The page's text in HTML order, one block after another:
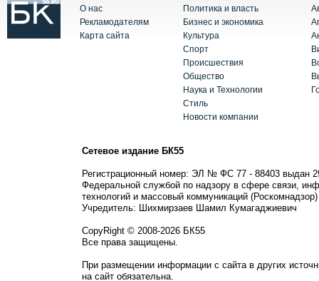
О нас
Рекламодателям
Карта сайта
Политика и власть
Бизнес и экономика
Культура
Спорт
Происшествия
Общество
Наука и Технологии
Стиль
Новости компании
Сетевое издание БК55
Регистрационный номер: ЭЛ № ФС 77 - 88403 выдан
Федеральной службой по надзору в сфере связи,
технологий и массовый коммуникаций (Роскомнадзор)
Учредитель: Шихмирзаев Шамил Кумагаджиевич
CopyRight © 2008-2026 БК55
Все права защищены.
При размещении информации с сайта в других
на сайт обязательна.